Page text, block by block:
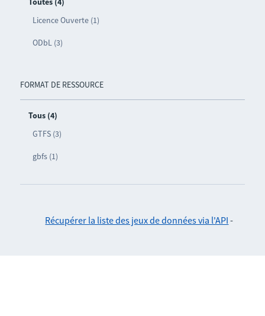
Licence Ouverte (1)
ODbL (3)
FORMAT DE RESSOURCE
Tous (4)
GTFS (3)
gbfs (1)
Récupérer la liste des jeux de données via l'API -